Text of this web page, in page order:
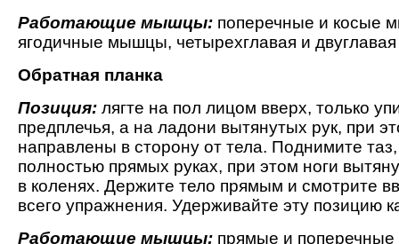
Работающие мышцы: поперечные и косые
ягодичные мышцы, четырехглавая и
Обратная планка
Позиция: лягте на пол лицом вверх, только
предплечья, а на ладони вытянутых рук, при
направлены в сторону от тела. Поднимите
полностью прямых руках, при этом ноги
в коленях. Держите тело прямым и смотрите
всего упражнения. Удерживайте эту позицию
Работающие мышцы: прямые и